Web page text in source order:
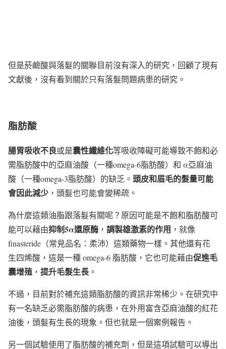
但是菸鹼酸與落髮的關聯目前沒有深入的研究，回顧了現有
文獻後，沒有看到關於只有落髮問題病患的研究。
脂肪酸
腸胃吸收不良或是囊性纖維化等吸收障礙可能導致不飽和必
需脂肪酸中的亞麻油酸（一種omega-6脂肪酸）和 α亞麻油
酸（一種omega-3脂肪酸）的缺乏。 頭皮和眉毛的髮量可能
會因此減少 ，頭髮也可能會變稀疏。
為什麼這類油脂跟落髮有關呢？原因可能是不飽和脂肪酸可
能可以藉由抑制5α還原酶 ， 調製雄激素的作用 ，就像
finasteride（常見品名：柔沛）這類藥物一樣。其他還有花
生四烯酸，這是一種 omega-6 脂肪酸，它也可能藉由促進毛
囊增殖 ， 提升毛髮生長 。
不過，目前對於補充這類脂肪酸的資訊非常稀少。在研究中
有一名缺乏必需脂肪酸的病患，在外用富含亞麻油酸的紅花
油後，頭髮有生長的現象。但也就是一個案例報告。
另一個試驗使用了脂肪酸的補充劑，但是這項試驗可以導出